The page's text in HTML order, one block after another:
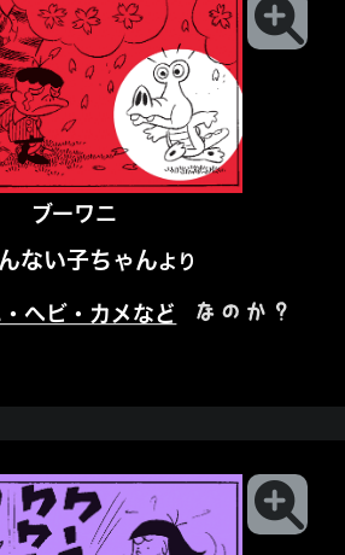
ブーワニ
ない子ちゃんより
ヘビ・カメなど なのか？